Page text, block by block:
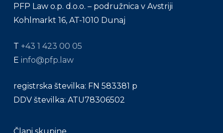
PFP Law o.p. d.o.o. – podružnica v Avstriji
Kohlmarkt 16, AT-1010 Dunaj
T +43 1 423 00 05
E info@pfp.law
registrska številka: FN 583381 p
DDV številka: ATU78306502